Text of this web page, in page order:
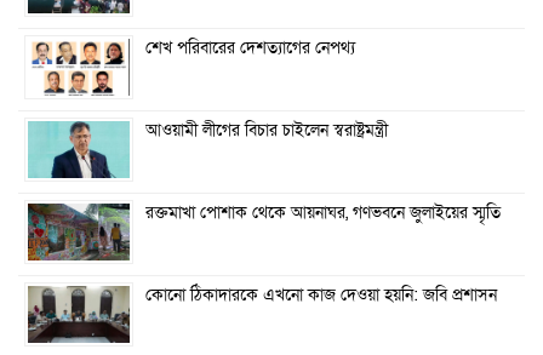
শেখ পরিবারের দেশত্যাগের নেপথ্য
আওয়ামী লীগের বিচার চাইলেন স্বরাষ্ট্রমন্ত্রী
রক্তমাখা পোশাক থেকে আয়নাঘর, গণভবনে জুলাইয়ের স্মৃতি
কোনো ঠিকাদারকে এখনো কাজ দেওয়া হয়নি: জবি প্রশাসন